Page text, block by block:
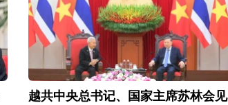
越共中央总书记、国家主席苏林会见